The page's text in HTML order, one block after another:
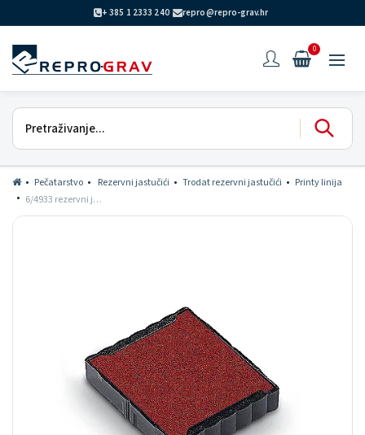
+ 385 1 2333 240 repro@repro-grav.hr
0
Pečatarstvo Rezervni jastučići Trodat rezervni jastučići
Printy linija
6/4933 rezervni jastučić